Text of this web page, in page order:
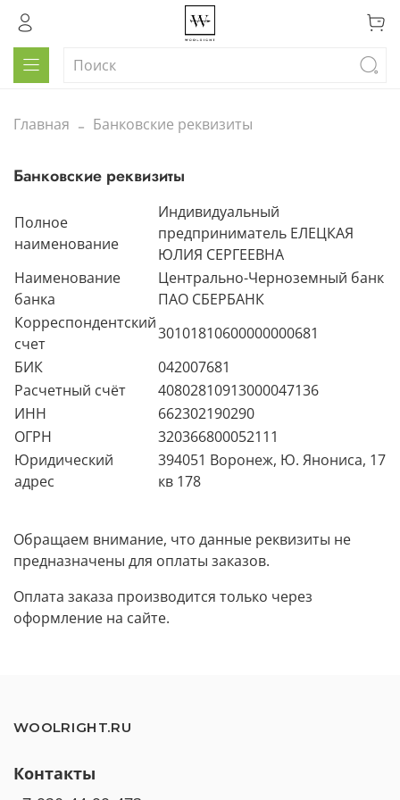
Главная Банковские реквизиты
Банковские реквизиты
Полное
наименование
Индивидуальный
предприниматель ЕЛЕЦКАЯ
ЮЛИЯ СЕРГЕЕВНА
Наименование
банка
Центрально-Черноземный банк
ПАО СБЕРБАНК
Корреспондентский
счет
30101810600000000681
БИК
042007681
Расчетный счёт
40802810913000047136
ИНН
662302190290
ОГРН
320366800052111
Юридический
адреc
394051 Воронеж, Ю. Янониса, 17
кв 178
Обращаем внимание, что данные реквизиты не
предназначены для оплаты заказов.
Оплата заказа производится только через
оформление на сайте.
WOOLRIGHT.RU
Контакты